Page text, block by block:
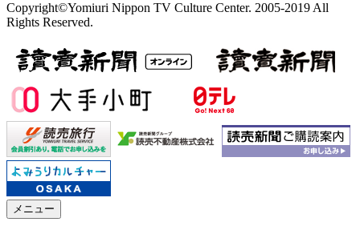
Copyright©Yomiuri Nippon TV Culture Center. 2005-2019 All
Rights Reserved.
メニュー